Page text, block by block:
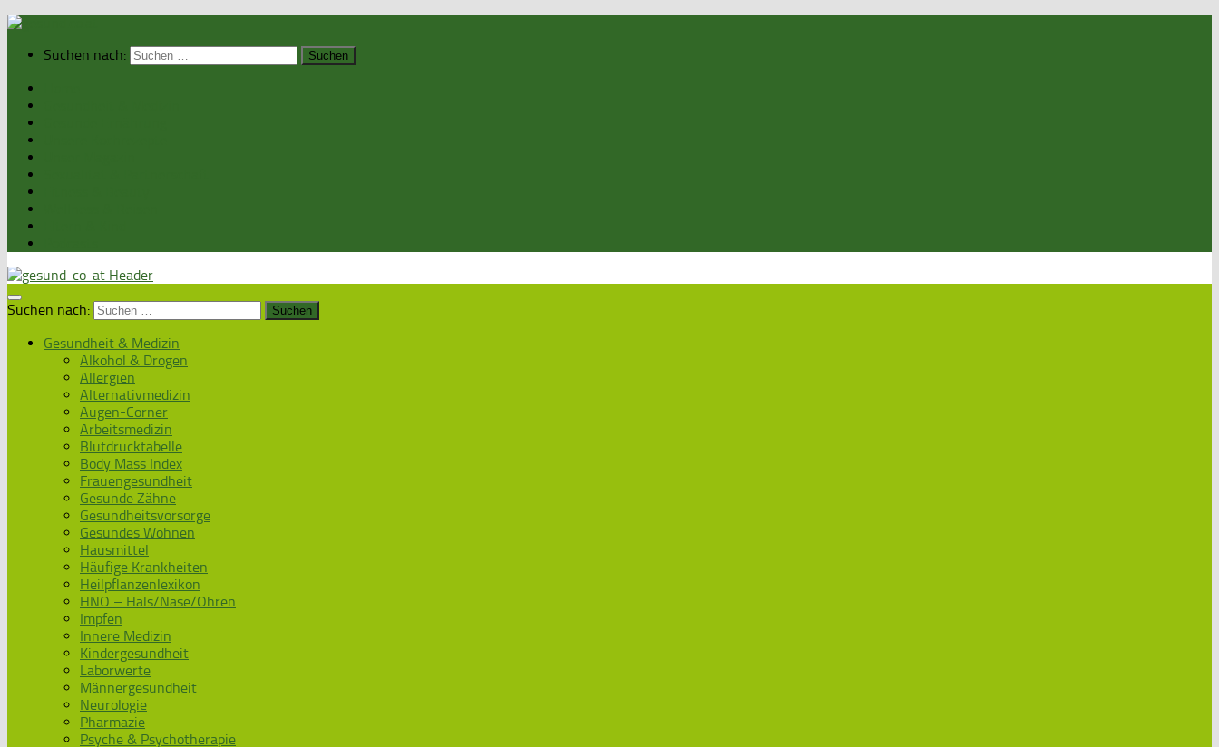
Suchen nach:
Suchen nach:
Gesundheit & Medizin
Alkohol & Drogen
Allergien
Alternativmedizin
Augen-Corner
Arbeitsmedizin
Blutdrucktabelle
Body Mass Index
Frauengesundheit
Gesunde Zähne
Gesundheitsvorsorge
Gesundes Wohnen
Hausmittel
Häufige Krankheiten
Heilpflanzenlexikon
HNO – Hals/Nase/Ohren
Impfen
Innere Medizin
Kindergesundheit
Laborwerte
Männergesundheit
Neurologie
Pharmazie
Psyche & Psychotherapie